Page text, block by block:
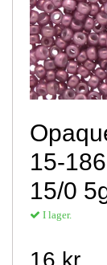
15-
15/0
I lager.
16 kr